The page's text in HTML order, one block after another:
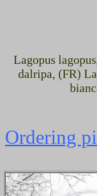
Lagopus
dalripa, (FR)
Ordering